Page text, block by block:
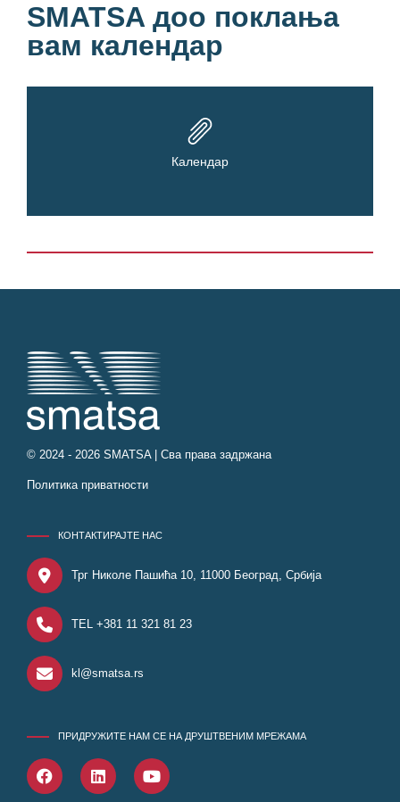
SMATSA доо поклања
вам календар
Календар
© 2024 - 2026 SMATSA | Сва права задржана
Политика приватности
КОНТАКТИРАЈТЕ НАС
Трг Николе Пашића 10, 11000 Београд, Србија
TEL +381 11 321 81 23
kl@smatsa.rs
ПРИДРУЖИТЕ НАМ СЕ НА ДРУШТВЕНИМ МРЕЖАМА